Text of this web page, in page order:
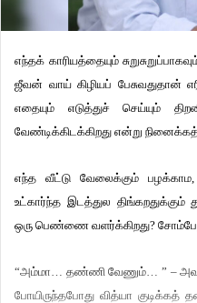
எந்தக் காரியத்தையும்
ஜீவன் வாய் கிழியப் பேசுவதுதான்
எதையும் எடுத்துச் செய்யும்
வேண்டிக்கிடக்கிறது என்று
எந்த வீட்டு வேலைக்கும் பழக்காம,
உட்கார்ந்த இடத்துல திங்கறதுக்கும்
ஒரு பெண்ணை வளர்க்கிறது?
“அம்மா… தண்ணி வேணும்… ” –
போயிருந்தபோது வித்யா